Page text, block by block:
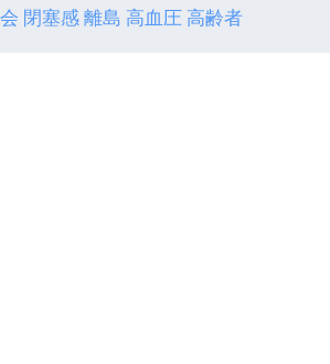
会 閉塞感 離島 高血圧 高齢者